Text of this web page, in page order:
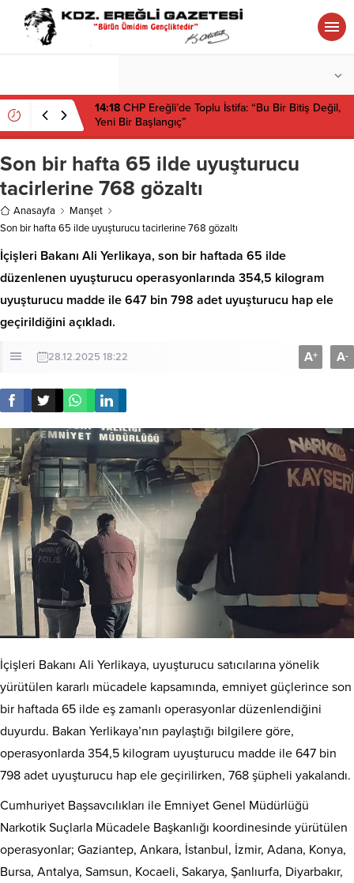
14:18 CHP Ereğli’de Toplu İstifa: “Bu Bir Bitiş Değil,
Yeni Bir Başlangıç”
Son bir hafta 65 ilde uyuşturucu
tacirlerine 768 gözaltı
Anasayfa
Manşet
Son bir hafta 65 ilde uyuşturucu tacirlerine 768 gözaltı
İçişleri Bakanı Ali Yerlikaya, son bir haftada 65 ilde
düzenlenen uyuşturucu operasyonlarında 354,5 kilogram
uyuşturucu madde ile 647 bin 798 adet uyuşturucu hap ele
geçirildiğini açıkladı.
28.12.2025 18:22 A+ A-
İçişleri Bakanı Ali Yerlikaya, uyuşturucu satıcılarına yönelik
yürütülen kararlı mücadele kapsamında, emniyet güçlerince son
bir haftada 65 ilde eş zamanlı operasyonlar düzenlendiğini
duyurdu. Bakan Yerlikaya’nın paylaştığı bilgilere göre,
operasyonlarda 354,5 kilogram uyuşturucu madde ile 647 bin
798 adet uyuşturucu hap ele geçirilirken, 768 şüpheli yakalandı.
Cumhuriyet Başsavcılıkları ile Emniyet Genel Müdürlüğü
Narkotik Suçlarla Mücadele Başkanlığı koordinesinde yürütülen
operasyonlar; Gaziantep, Ankara, İstanbul, İzmir, Adana, Konya,
Bursa, Antalya, Samsun, Kocaeli, Sakarya, Şanlıurfa, Diyarbakır,